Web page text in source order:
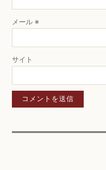
メール ※
サイト